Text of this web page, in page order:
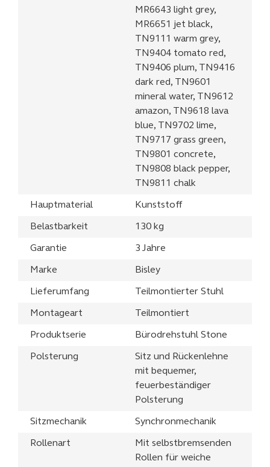
MR6643 light grey,
MR6651 jet black,
TN9111 warm grey,
TN9404 tomato red,
TN9406 plum, TN9416
dark red, TN9601
mineral water, TN9612
amazon, TN9618 lava
blue, TN9702 lime,
TN9717 grass green,
TN9801 concrete,
TN9808 black pepper,
TN9811 chalk
Hauptmaterial Kunststoff
Belastbarkeit 130 kg
Garantie 3 Jahre
Marke Bisley
Lieferumfang Teilmontierter Stuhl
Montageart Teilmontiert
Produktserie Bürodrehstuhl Stone
Polsterung
Sitz und Rückenlehne
mit bequemer,
feuerbeständiger
Polsterung
Sitzmechanik Synchronmechanik
Rollenart
Mit selbstbremsenden
Rollen für weiche